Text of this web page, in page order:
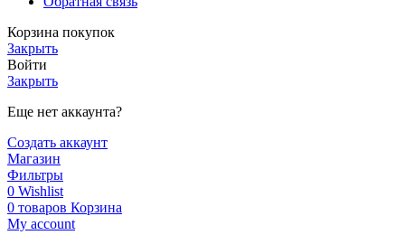
Корзина покупок
Закрыть
Войти
Закрыть
Еще нет аккаунта?
Создать аккаунт
Магазин
Фильтры
0 Wishlist
0 товаров Корзина
My account